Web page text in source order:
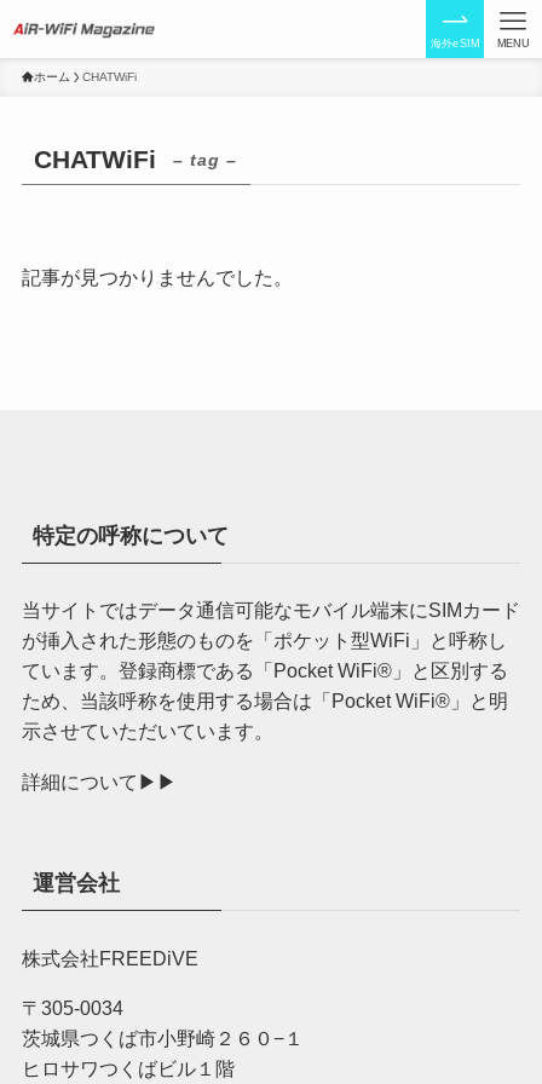
海外eSIM MENU
ホーム CHATWiFi
CHATWiFi – tag –
記事が見つかりませんでした。
特定の呼称について
当サイトではデータ通信可能なモバイル端末にSIMカード
が挿入された形態のものを「ポケット型WiFi」と呼称し
ています。登録商標である「Pocket WiFi®︎」と区別する
ため、当該呼称を使用する場合は「Pocket WiFi®︎」と明
示させていただいています。
詳細について▶︎▶︎
運営会社
株式会社FREEDiVE
〒305-0034
茨城県つくば市小野崎２６０−１
ヒロサワつくばビル１階